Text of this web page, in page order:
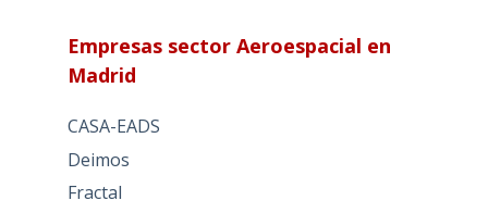
Empresas sector Aeroespacial en
Madrid
CASA-EADS
Deimos
Fractal